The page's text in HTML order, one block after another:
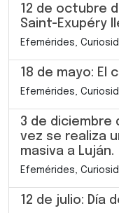
12 de octubre
Saint-Exupéry
Efemérides,
18 de mayo: El
Efemérides,
3 de diciembre
vez se realiza
masiva a Luján.
Efemérides,
12 de julio: Día